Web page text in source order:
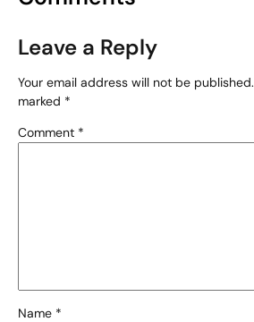
Leave a Reply
Your email address will not be published.
marked *
Comment *
Name *